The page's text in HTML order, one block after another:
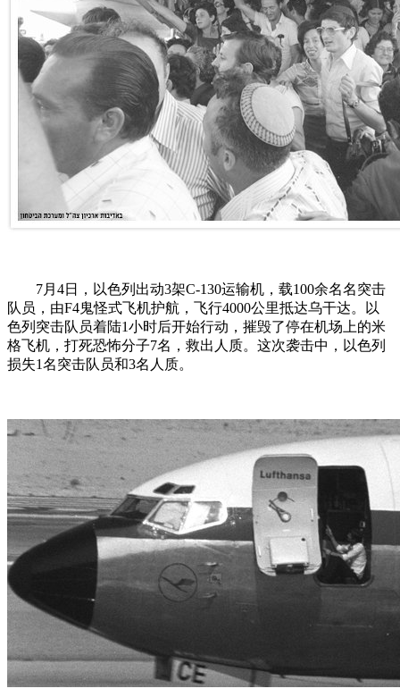
7月4日，以色列出动3架C-130运输机，载100余名名突击
队员，由F4鬼怪式飞机护航，飞行4000公里抵达乌干达。以
色列突击队员着陆1小时后开始行动，摧毁了停在机场上的米
格飞机，打死恐怖分子7名，救出人质。这次袭击中，以色列
损失1名突击队员和3名人质。